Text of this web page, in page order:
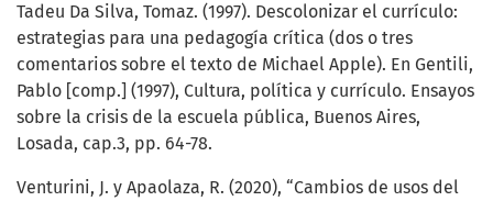
Tadeu Da Silva, Tomaz. (1997). Descolonizar el currículo:
estrategias para una pedagogía crítica (dos o tres
comentarios sobre el texto de Michael Apple). En Gentili,
Pablo [comp.] (1997), Cultura, política y currículo. Ensayos
sobre la crisis de la escuela pública, Buenos Aires,
Losada, cap.3, pp. 64-78.
Venturini, J. y Apaolaza, R. (2020), “Cambios de usos del